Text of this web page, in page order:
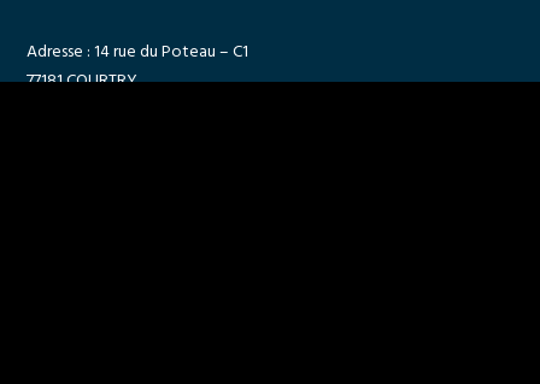
Adresse : 14 rue du Poteau – C1
77181 COURTRY